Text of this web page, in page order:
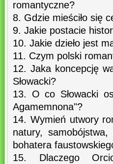
romantyczne?
8. Gdzie mieściło się
9. Jakie postacie
10. Jakie dzieło jest
11. Czym polski
12. Jaka koncepcję
Słowacki?
13. O co Słowacki
Agamemnona"?
14. Wymień utwory
natury,
bohatera
15. Dlaczego